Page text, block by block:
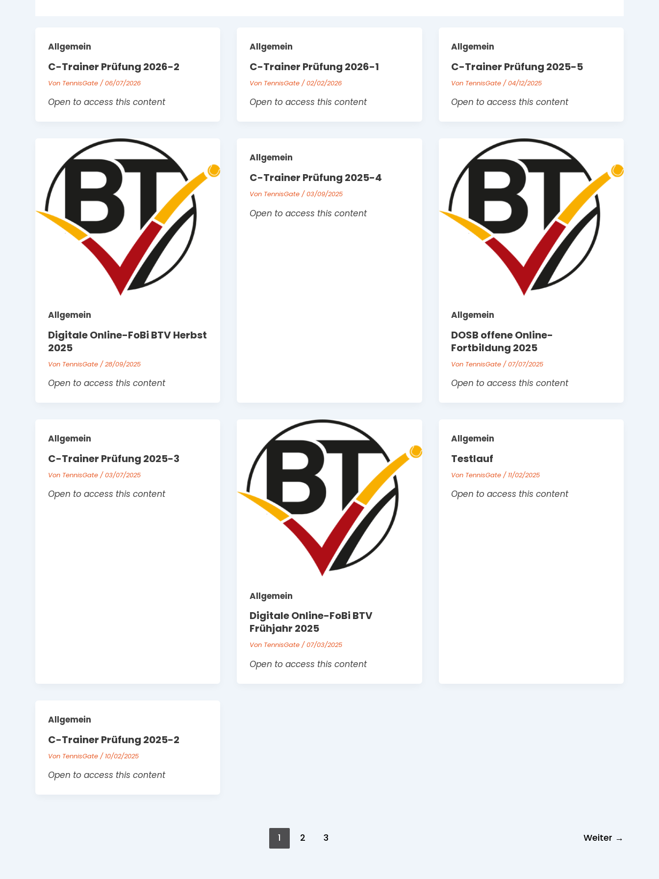
Allgemein
C-Trainer Prüfung 2026-2
Von TennisGate /06/07/2026
Open to access this content
Allgemein
C-Trainer Prüfung 2026-1
Von TennisGate /02/02/2026
Open to access this content
Allgemein
C-Trainer Prüfung 2025-5
Von TennisGate/04/12/2025
Open to access this content
Allgemein
Digitale Online-FoBi BTV Herbst
2025
Von TennisGate /28/09/2025
Open to access this content
Allgemein
C-Trainer Prüfung 2025-4
Von TennisGate /03/09/2025
Open to access this content
Allgemein
DOSB offene Online-
Fortbildung 2025
Von TennisGate/07/07/2025
Open to access this content
Allgemein
C-Trainer Prüfung 2025-3
Von TennisGate /03/07/2025
Open to access this content
Allgemein
Digitale Online-FoBi BTV
Frühjahr 2025
Von TennisGate /07/03/2025
Open to access this content
Allgemein
Testlauf
Von TennisGate/ 11/02/2025
Open to access this content
Allgemein
C-Trainer Prüfung 2025-2
Von TennisGate / 10/02/2025
Open to access this content
1 2 3 Weiter →